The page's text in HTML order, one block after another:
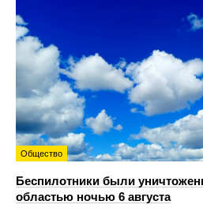
Общество
Беспилотники были
областью ночью 6 августа